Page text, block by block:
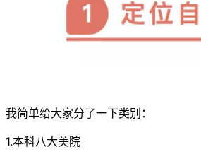
我简单给大家分了一下类别：
1.本科八大美院